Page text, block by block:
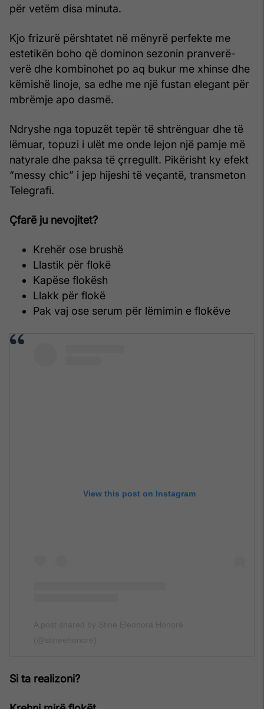
për vetëm disa minuta.
Kjo frizurë përshtatet në mënyrë perfekte me
estetikën boho që dominon sezonin pranverë-
verë dhe kombinohet po aq bukur me xhinse dhe
këmishë linoje, sa edhe me një fustan elegant për
mbrëmje apo dasmë.
Ndryshe nga topuzët tepër të shtrënguar dhe të
lëmuar, topuzi i ulët me onde lejon një pamje më
natyrale dhe paksa të çrregullt. Pikërisht ky efekt
“messy chic” i jep hijeshi të veçantë, transmeton
Telegrafi.
Çfarë ju nevojitet?
Krehër ose brushë
Llastik për flokë
Kapëse flokësh
Llakk për flokë
Pak vaj ose serum për lëmimin e flokëve
View this post on Instagram
Si ta realizoni?